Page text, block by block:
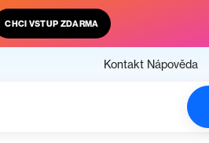
CHCI VSTUP ZDARMA
Kontakt Nápověda